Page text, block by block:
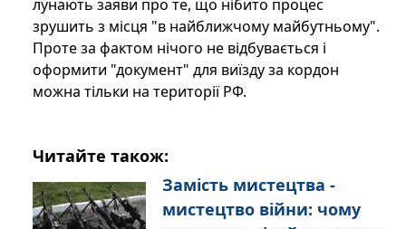
лунають заяви про те, що нібито процес
зрушить з місця "в найближчому майбутньому".
Проте за фактом нічого не відбувається і
оформити "документ" для виїзду за кордон
можна тільки на території РФ.
Читайте також:
Замість мистецтва -
мистецтво війни: чому